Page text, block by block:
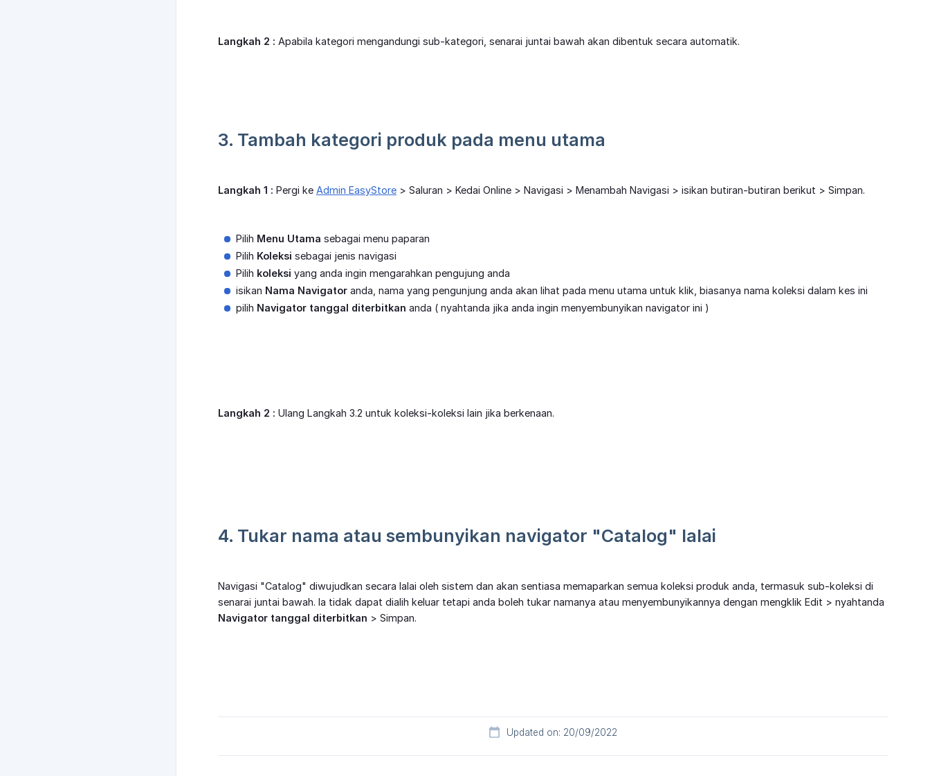
Langkah 2 : Apabila kategori mengandungi sub-kategori, senarai juntai bawah akan dibentuk secara automatik.
3. Tambah kategori produk pada menu utama
Langkah 1 : Pergi ke Admin EasyStore > Saluran > Kedai Online > Navigasi > Menambah Navigasi > isikan butiran-butiran berikut > Simpan.
Pilih Menu Utama sebagai menu paparan
Pilih Koleksi sebagai jenis navigasi
Pilih koleksi yang anda ingin mengarahkan pengujung anda
isikan Nama Navigator anda, nama yang pengunjung anda akan lihat pada menu utama untuk klik, biasanya nama koleksi dalam kes ini
pilih Navigator tanggal diterbitkan anda ( nyahtanda jika anda ingin menyembunyikan navigator ini )
Langkah 2 : Ulang Langkah 3.2 untuk koleksi-koleksi lain jika berkenaan.
4. Tukar nama atau sembunyikan navigator "Catalog" lalai
Navigasi "Catalog" diwujudkan secara lalai oleh sistem dan akan sentiasa memaparkan semua koleksi produk anda, termasuk sub-koleksi di
senarai juntai bawah. Ia tidak dapat dialih keluar tetapi anda boleh tukar namanya atau menyembunyikannya dengan mengklik Edit > nyahtanda
Navigator tanggal diterbitkan > Simpan.
Updated on: 20/09/2022